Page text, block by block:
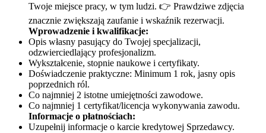
Twoje miejsce pracy, w tym ludzi. 👉 Prawdziwe zdjęcia
znacznie zwiększają zaufanie i wskaźnik rezerwacji.
Wprowadzenie i kwalifikacje:
Opis własny pasujący do Twojej specjalizacji,
odzwierciedlający profesjonalizm.
Wykształcenie, stopnie naukowe i certyfikaty.
Doświadczenie praktyczne: Minimum 1 rok, jasny opis
poprzednich ról.
Co najmniej 2 istotne umiejętności zawodowe.
Co najmniej 1 certyfikat/licencja wykonywania zawodu.
Informacje o płatnościach:
Uzupełnij informacje o karcie kredytowej Sprzedawcy.